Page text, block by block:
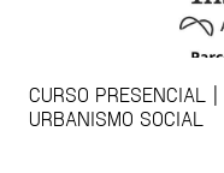
CURSO PRESENCIAL |
URBANISMO SOCIAL